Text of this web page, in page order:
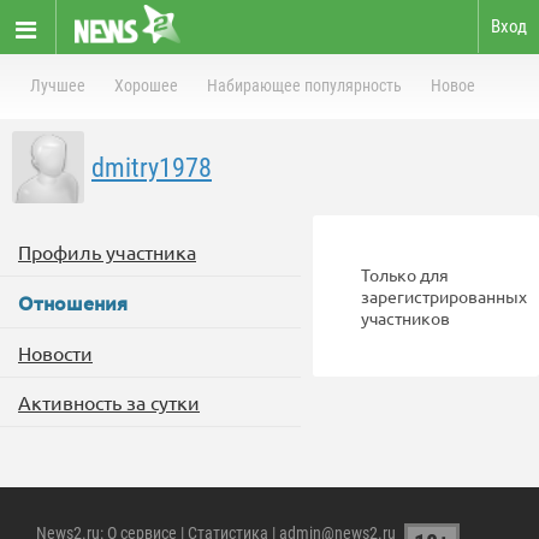
Вход
Лучшее Хорошее Набирающее популярность Новое
dmitry1978
Профиль участника
Отношения
Новости
Активность за сутки
Только для
зарегистрированных
участников
News2.ru: О сервисе | Статистика | admin@news2.ru